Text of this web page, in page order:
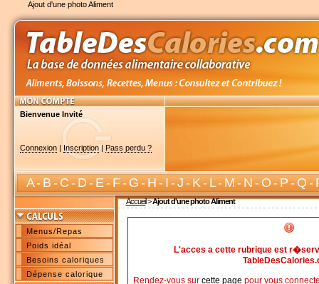
Ajout d'une photo Aliment
Bienvenue Invité
Connexion| Inscription| Pass perdu ?
A-B-C-D-E-F-G-H-I-J-K-L-M-N-O-P-Q-
Accueil>Ajout d'une photo Aliment
Menus/Repas
Poids idéal
Besoins caloriques
Dépense calorique
L'acces a cette rubrique est
Rendez-vous sur cette page pour vous